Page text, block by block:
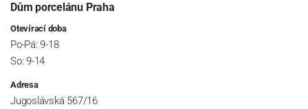
Dům porcelánu Praha
Otevírací doba
Po-Pá: 9-18
So: 9-14
Adresa
Jugoslávská 567/16